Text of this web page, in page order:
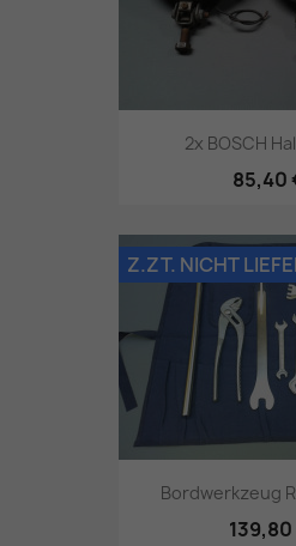
2x BOSCH
85,40
Bordwerkzeug
Z.ZT. NICHT